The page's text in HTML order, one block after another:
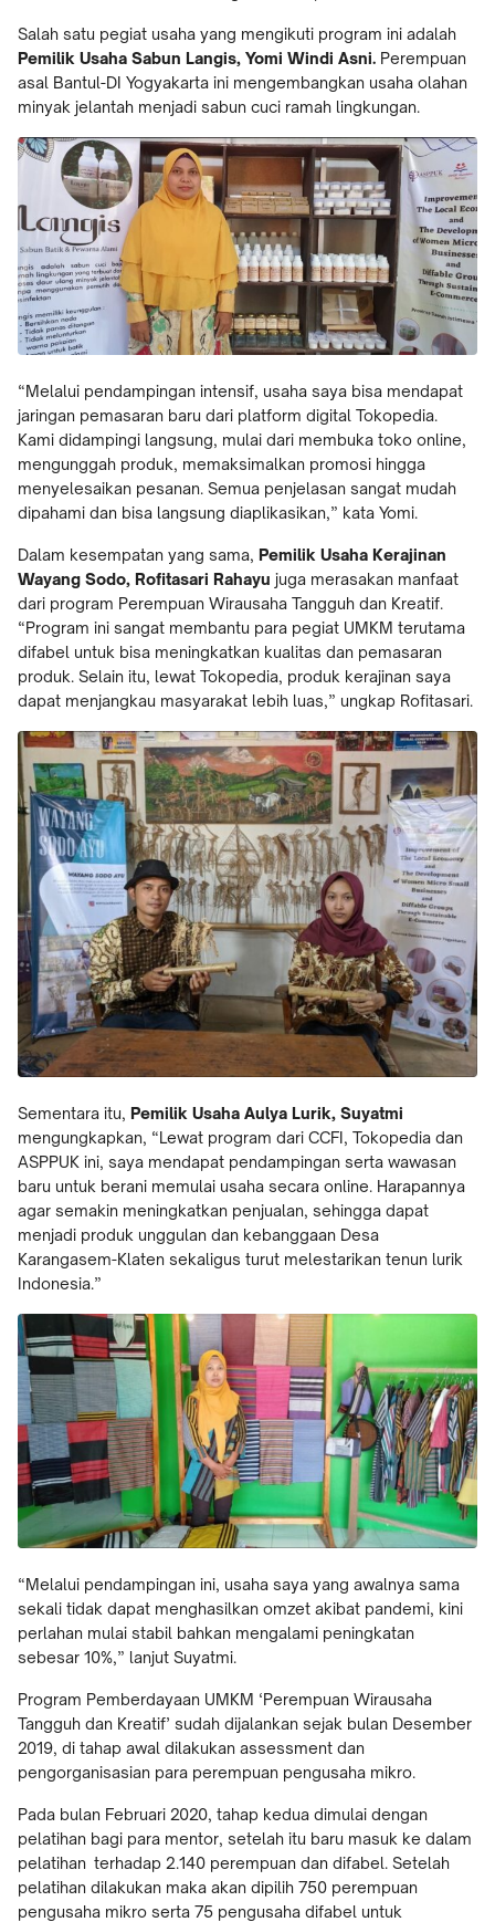
Salah satu pegiat usaha yang mengikuti program ini adalah
Pemilik Usaha Sabun Langis, Yomi Windi Asni. Perempuan
asal Bantul-DI Yogyakarta ini mengembangkan usaha olahan
minyak jelantah menjadi sabun cuci ramah lingkungan.
“Melalui pendampingan intensif, usaha saya bisa mendapat
jaringan pemasaran baru dari platform digital Tokopedia.
Kami didampingi langsung, mulai dari membuka toko online,
mengunggah produk, memaksimalkan promosi hingga
menyelesaikan pesanan. Semua penjelasan sangat mudah
dipahami dan bisa langsung diaplikasikan,” kata Yomi.
Dalam kesempatan yang sama, Pemilik Usaha Kerajinan
Wayang Sodo, Rofitasari Rahayu juga merasakan manfaat
dari program Perempuan Wirausaha Tangguh dan Kreatif.
“Program ini sangat membantu para pegiat UMKM terutama
difabel untuk bisa meningkatkan kualitas dan pemasaran
produk. Selain itu, lewat Tokopedia, produk kerajinan saya
dapat menjangkau masyarakat lebih luas,” ungkap Rofitasari.
Sementara itu, Pemilik Usaha Aulya Lurik, Suyatmi
mengungkapkan, “Lewat program dari CCFI, Tokopedia dan
ASPPUK ini, saya mendapat pendampingan serta wawasan
baru untuk berani memulai usaha secara online. Harapannya
agar semakin meningkatkan penjualan, sehingga dapat
menjadi produk unggulan dan kebanggaan Desa
Karangasem-Klaten sekaligus turut melestarikan tenun lurik
Indonesia.”
“Melalui pendampingan ini, usaha saya yang awalnya sama
sekali tidak dapat menghasilkan omzet akibat pandemi, kini
perlahan mulai stabil bahkan mengalami peningkatan
sebesar 10%,” lanjut Suyatmi.
Program Pemberdayaan UMKM ‘Perempuan Wirausaha
Tangguh dan Kreatif’ sudah dijalankan sejak bulan Desember
2019, di tahap awal dilakukan assessment dan
pengorganisasian para perempuan pengusaha mikro.
Pada bulan Februari 2020, tahap kedua dimulai dengan
pelatihan bagi para mentor, setelah itu baru masuk ke dalam
pelatihan terhadap 2.140 perempuan dan difabel. Setelah
pelatihan dilakukan maka akan dipilih 750 perempuan
pengusaha mikro serta 75 pengusaha difabel untuk